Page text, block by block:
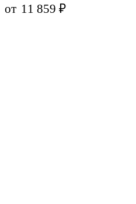
от 11 859₽